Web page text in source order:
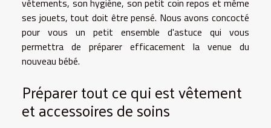
ses jouets, tout doit être pensé. Nous avons concocté
pour vous un petit ensemble d'astuce qui vous
permettra de préparer efficacement la venue du
nouveau bébé.
Préparer tout ce qui est vêtement
et accessoires de soins